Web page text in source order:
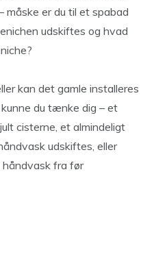
måske er du til et spabad
udskiftes og hvad
kan det gamle installeres
du tænke dig – et
cisterne, et almindeligt
udskiftes, eller
håndvask fra før